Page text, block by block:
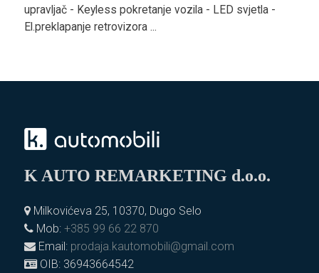
upravljač - Keyless pokretanje vozila - LED svjetla -
El.preklapanje retrovizora ...
K AUTO REMARKETING d.o.o.
Milkovićeva 25, 10370, Dugo Selo
Mob: +385 99 66 22 870
Email: prodaja.kautomobili@gmail.com
OIB: 36943664542